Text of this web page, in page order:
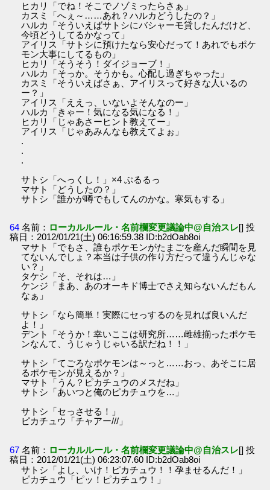
ヒカリ「でね！そこでノゾミったらさぁ」
カスミ「へぇ～……あれ？ハルカどうしたの？」
ハルカ「そういえばサトシにバシャーモ貸したんだけど、
今頃どうしてるかなって」
アイリス「サトシに預けたなら安心だって！あれでもポケ
モン大事にしてるもの」
ヒカリ「そうそう！ダイジョーブ！」
ハルカ「そっか。そうかも。心配し過ぎちゃった」
カスミ「そういえばさぁ、アイリスって好きな人いるの
ー？」
アイリス「ええっ、いないよそんなのー」
ハルカ「きゃー！気になる気になる！」
ヒカリ「じゃあさーヒント教えてー」
アイリス「じゃあみんなも教えてよぉ」
.
.
.
サトシ「へっくし！」×4 ぶるるっ
マサト「どうしたの？」
サトシ「誰かが噂でもしてんのかな。寒気もする」
64 名前： ローカルルール・名前欄変更議論中@自治スレ[] 投
稿日：2012/01/21(土) 06:16:59.38 ID:b2dOab8oi
マサト「でもさ、誰もポケモンがたまごを産んだ瞬間を見
てないんでしょ？本当は子供の作り方だって違うんじゃな
い？」
タケシ「そ、それは…」
ケンジ「まあ、あのオーキド博士でさえ知らないんだもん
なぁ」
サトシ「なら簡単！実際にセっするのを見れば良いんだ
よ！」
デント「そうか！幸いここは研究所……雌雄揃ったポケモ
ンなんて、うじゃうじゃいる訳だね！！」
サトシ「てごろなポケモンは～っと……おっ、あそこに居
るポケモンが見えるか？」
マサト「うん？ピカチュウのメスだね」
サトシ「あいつと俺のピカチュウを…」
サトシ「セっさせる！」
ピカチュウ「チャアー///」
67 名前： ローカルルール・名前欄変更議論中@自治スレ[] 投
稿日：2012/01/21(土) 06:23:07.60 ID:b2dOab8oi
サトシ「よし、いけ！ピカチュウ！！孕ませるんだ！」
ピカチュウ「ピッ！ピカチュウ！」